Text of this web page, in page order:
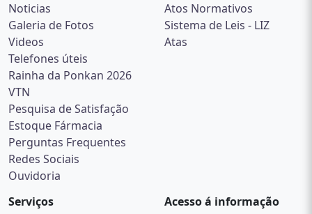
Noticias
Galeria de Fotos
Videos
Telefones úteis
Rainha da Ponkan 2026
VTN
Pesquisa de Satisfação
Estoque Fármacia
Perguntas Frequentes
Redes Sociais
Ouvidoria
Atos Normativos
Sistema de Leis - LIZ
Atas
Serviços
Acesso á informação